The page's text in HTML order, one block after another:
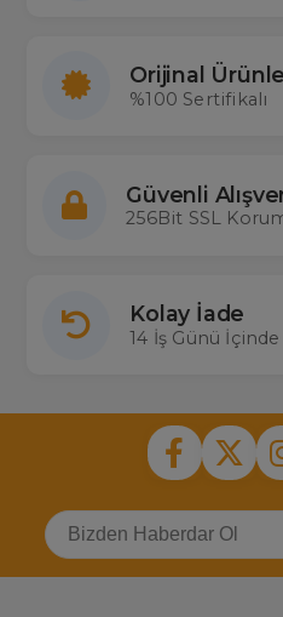
Orijinal
%100 Sertifikalı
Güvenli
256Bit SSL
Kolay İade
14 İş Günü İçinde